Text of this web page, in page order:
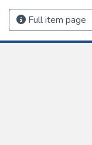
Full item page